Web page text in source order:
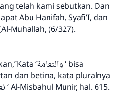
telah kami sebutkan. Dan
Abu Hanifah, Syafi’I, dan
Muhallah, (6/327).
‘والنعامة ‘ bisa
dan betina, kata pluralnya
‘ Al-Misbahul Munir, hal. 615.